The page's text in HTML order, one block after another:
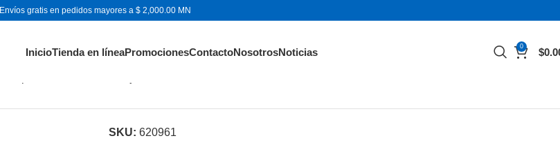
Envíos gratis en pedidos mayores a $ 2,000.00 MN
InicioTienda en líneaPromocionesContactoNosotrosNoticias 0 $
SKU: 620961